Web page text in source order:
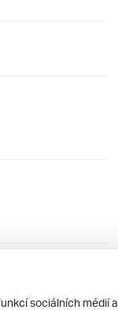
sociálních médií